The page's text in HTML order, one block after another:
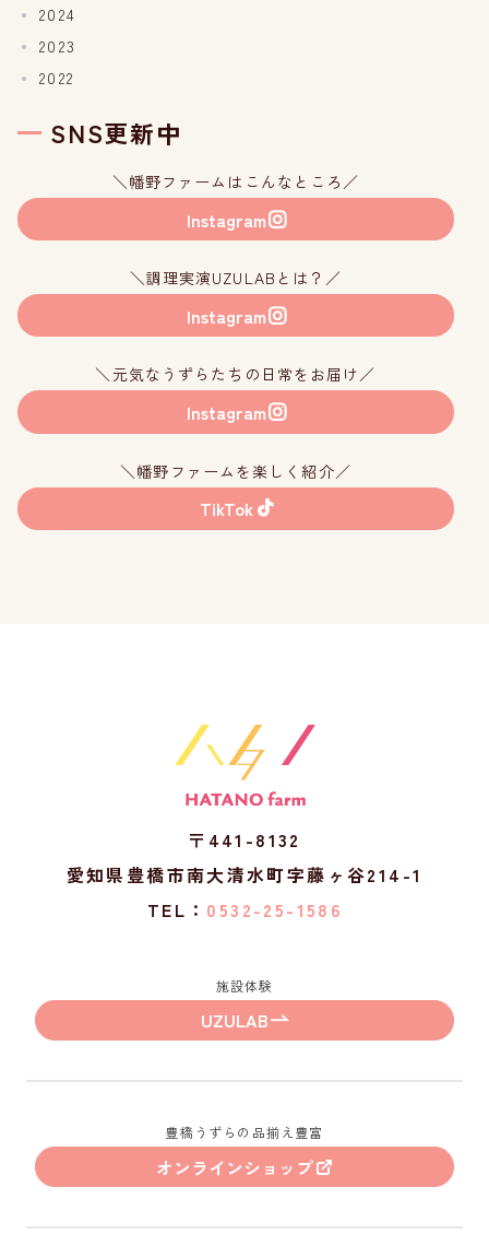
2024
2023
2022
SNS更新中
＼幡野ファームはこんなところ／
Instagram
＼調理実演UZULABとは？／
Instagram
＼元気なうずらたちの日常をお届け／
Instagram
＼幡野ファームを楽しく紹介／
TikTok
〒441-8132
愛知県豊橋市南大清水町字藤ヶ谷214-1
TEL： 0532-25-1586
施設体験
UZULAB
豊橋うずらの品揃え豊富
オンラインショップ